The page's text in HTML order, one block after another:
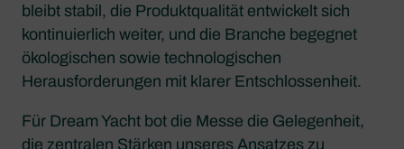
bleibt stabil, die Produktqualität entwickelt sich
kontinuierlich weiter, und die Branche begegnet
ökologischen sowie technologischen
Herausforderungen mit klarer Entschlossenheit.
Für Dream Yacht bot die Messe die Gelegenheit,
die zentralen Stärken unseres Ansatzes zu